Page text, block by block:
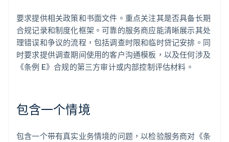
要求提供相关政策和书面文件。重点关注其是否具备长期
合规记录和制度化框架。可靠的服务商应能清晰展示其处
理错误和争议的流程，包括调查时限和临时贷记安排。同
时要求提供调查期间使用的客户沟通模板，以及任何涉及
《条例 E》合规的第三方审计或内部控制评估材料。
包含一个情境
包含一个带有真实业务情境的问题，以检验服务商对《条